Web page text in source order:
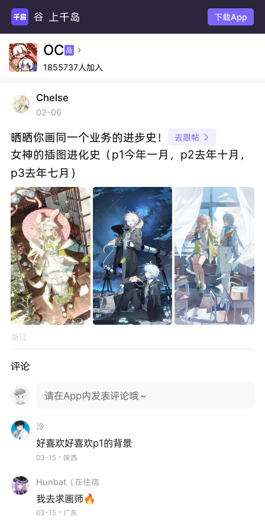
谷圈 上千岛 下载App
OC 岛 
1855737人加入
Chelse
02-06
晒晒你画同一个业务的进步史！ 去跟帖 
女神的插图进化史（p1今年一月，p2去年十月，
p3去年七月）
浙江
评论
请在App内发表评论哦～
泠
好喜欢好喜欢p1的背景
03-15・陕西
Hunbat（在住宿
我去求画师🔥
03-15・广东